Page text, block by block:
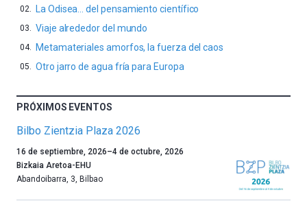
La Odisea… del pensamiento científico
Viaje alrededor del mundo
Metamateriales amorfos, la fuerza del caos
Otro jarro de agua fría para Europa
PRÓXIMOS EVENTOS
Bilbo Zientzia Plaza 2026
Un
año
más,
16 de septiembre, 2026–4 de octubre, 2026
Bizkaia Aretoa-EHU
Abandoibarra, 3, Bilbao